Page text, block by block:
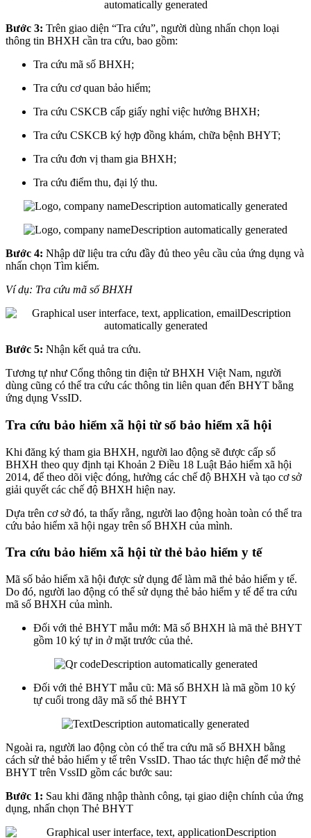
Bước 3: Trên giao diện “Tra cứu”, người dùng nhấn chọn loại
thông tin BHXH cần tra cứu, bao gồm:
Tra cứu mã số BHXH;
Tra cứu cơ quan bảo hiểm;
Tra cứu CSKCB cấp giấy nghỉ việc hưởng BHXH;
Tra cứu CSKCB ký hợp đồng khám, chữa bệnh BHYT;
Tra cứu đơn vị tham gia BHXH;
Tra cứu điểm thu, đại lý thu.
Bước 4: Nhập dữ liệu tra cứu đầy đủ theo yêu cầu của ứng dụng và
nhấn chọn Tìm kiếm.
Ví dụ: Tra cứu mã số BHXH
Bước 5: Nhận kết quả tra cứu.
Tương tự như Cổng thông tin điện tử BHXH Việt Nam, người
dùng cũng có thể tra cứu các thông tin liên quan đến BHYT bằng
ứng dụng VssID.
Tra cứu bảo hiểm xã hội từ sổ bảo hiểm xã hội
Khi đăng ký tham gia BHXH, người lao động sẽ được cấp sổ
BHXH theo quy định tại Khoản 2 Điều 18 Luật Bảo hiểm xã hội
2014, để theo dõi việc đóng, hưởng các chế độ BHXH và tạo cơ sở
giải quyết các chế độ BHXH hiện nay.
Dựa trên cơ sở đó, ta thấy rằng, người lao động hoàn toàn có thể tra
cứu bảo hiểm xã hội ngay trên sổ BHXH của mình.
Tra cứu bảo hiểm xã hội từ thẻ bảo hiểm y tế
Mã số bảo hiểm xã hội được sử dụng để làm mã thẻ bảo hiểm y tế.
Do đó, người lao động có thể sử dụng thẻ bảo hiểm y tế để tra cứu
mã số BHXH của mình.
Đối với thẻ BHYT mẫu mới: Mã số BHXH là mã thẻ BHYT
gồm 10 ký tự in ở mặt trước của thẻ.
Đối với thẻ BHYT mẫu cũ: Mã số BHXH là mã gồm 10 ký
tự cuối trong dãy mã số thẻ BHYT
Ngoài ra, người lao động còn có thể tra cứu mã số BHXH bằng
cách sử thẻ bảo hiểm y tế trên VssID. Thao tác thực hiện để mở thẻ
BHYT trên VssID gồm các bước sau:
Bước 1: Sau khi đăng nhập thành công, tại giao diện chính của ứng
dụng, nhấn chọn Thẻ BHYT